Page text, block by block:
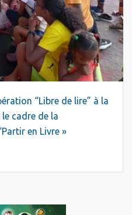
“Libre de lire” à la
cadre de la
en Livre »